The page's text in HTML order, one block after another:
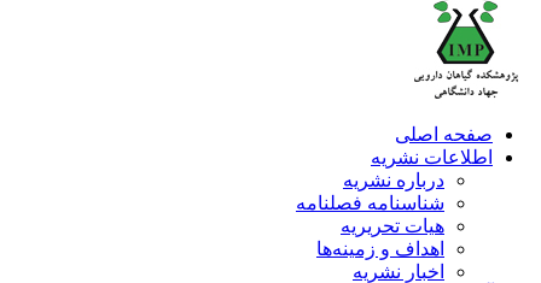
صفحه اصلی
اطلاعات نشریه
درباره نشریه
شناسنامه فصلنامه
هیات تحریریه
اهداف و زمینه‌ها
اخبار نشریه